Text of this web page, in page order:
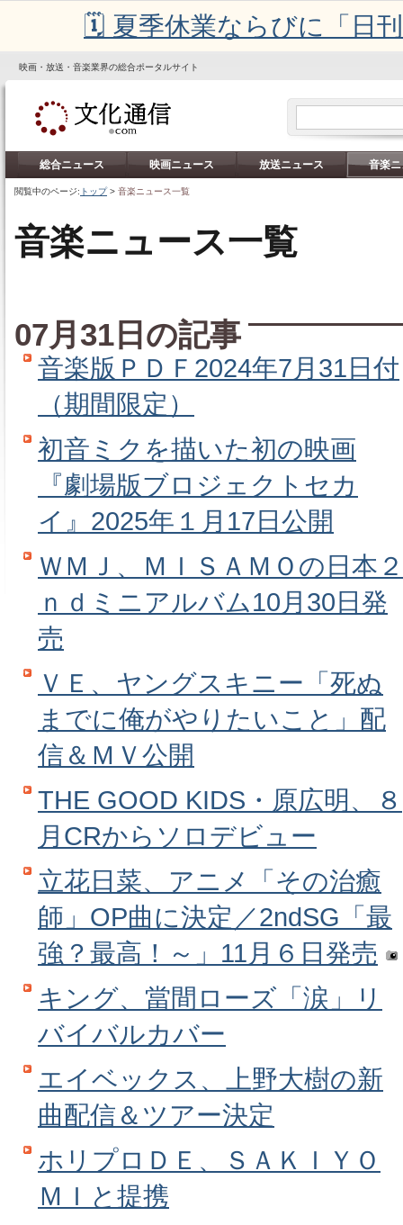
🗓️ 夏季休業ならびに「日
映画・放送・音楽業界の総合ポータルサイト
総合ニュース 映画ニュース 放送ニュース 音楽
閲覧中のページ: トップ> 音楽ニュース一覧
音楽ニュース一覧
07月31日の記事
音楽版ＰＤＦ2024年7月31日付
（期間限定）
初音ミクを描いた初の映画
『劇場版ブロジェクトセカ
イ』2025年１月17日公開
ＷＭＪ、ＭＩＳＡＭＯの日本２
ｎｄミニアルバム10月30日発
売
ＶＥ、ヤングスキニー「死ぬ
までに俺がやりたいこと」配
信＆ＭＶ公開
THE GOOD KIDS・原広明、８
月CRからソロデビュー
立花日菜、アニメ「その治癒
師」OP曲に決定／2ndSG「最
強？最高！～」11月６日発売
キング、當間ローズ「涙」リ
バイバルカバー
エイベックス、上野大樹の新
曲配信＆ツアー決定
ホリプロＤＥ、ＳＡＫＩＹＯ
ＭＩと提携